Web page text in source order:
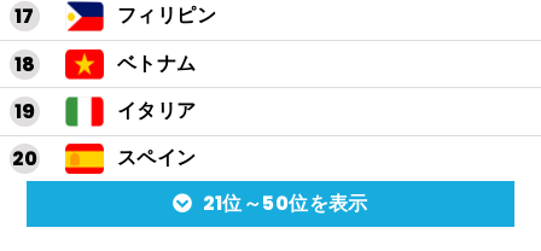
フィリピン
ベトナム
イタリア
スペイン
アルゼンチン21位～50位を表示